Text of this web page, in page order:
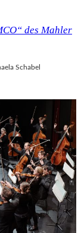
des Mahler
Schabel